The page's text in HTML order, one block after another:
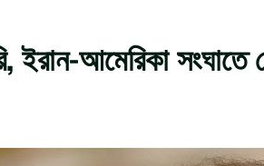
ইরান-আমেরিকা